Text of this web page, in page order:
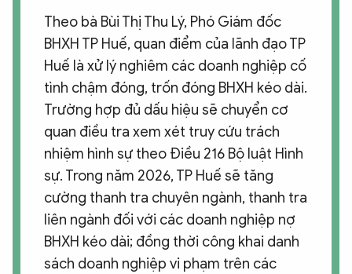
Theo bà Bùi Thị Thu Lý, Phó Giám đốc
BHXH TP Huế, quan điểm của lãnh đạo TP
Huế là xử lý nghiêm các doanh nghiệp cố
tình chậm đóng, trốn đóng BHXH kéo dài.
Trường hợp đủ dấu hiệu sẽ chuyển cơ
quan điều tra xem xét truy cứu trách
nhiệm hình sự theo Điều 216 Bộ luật Hình
sự. Trong năm 2026, TP Huế sẽ tăng
cường thanh tra chuyên ngành, thanh tra
liên ngành đối với các doanh nghiệp nợ
BHXH kéo dài; đồng thời công khai danh
sách doanh nghiệp vi phạm trên các